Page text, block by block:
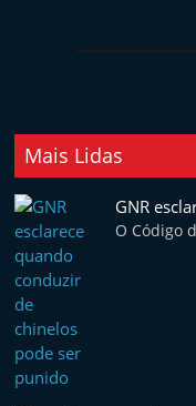
Mais Lidas
GNR
O Código